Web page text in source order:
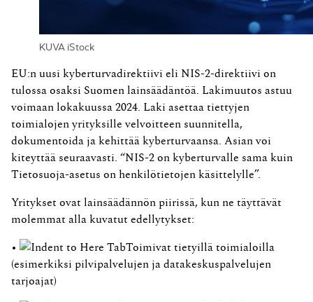
KUVA iStock
EU:n uusi kyberturvadirektiivi eli NIS-2-direktiivi on
tulossa osaksi Suomen lainsäädäntöä. Lakimuutos astuu
voimaan lokakuussa 2024. Laki asettaa tiettyjen
toimialojen yrityksille velvoitteen suunnitella,
dokumentoida ja kehittää kyberturvaansa. Asian voi
kiteyttää seuraavasti. “NIS-2 on kyberturvalle sama kuin
Tietosuoja-asetus on henkilötietojen käsittelylle”.
Yritykset ovat lainsäädännön piirissä, kun ne täyttävät
molemmat alla kuvatut edellytykset:
•
Toimivat tietyillä toimialoilla
(esimerkiksi pilvipalvelujen ja datakeskuspalvelujen
tarjoajat)